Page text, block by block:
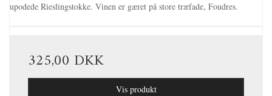
upodede Rieslingstokke. Vinen er gæret på store træfade, Foudres.
325,00 DKK
Vis produkt